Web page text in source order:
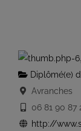
Diplômé(e)
Avranches
06 81 90 87
http://